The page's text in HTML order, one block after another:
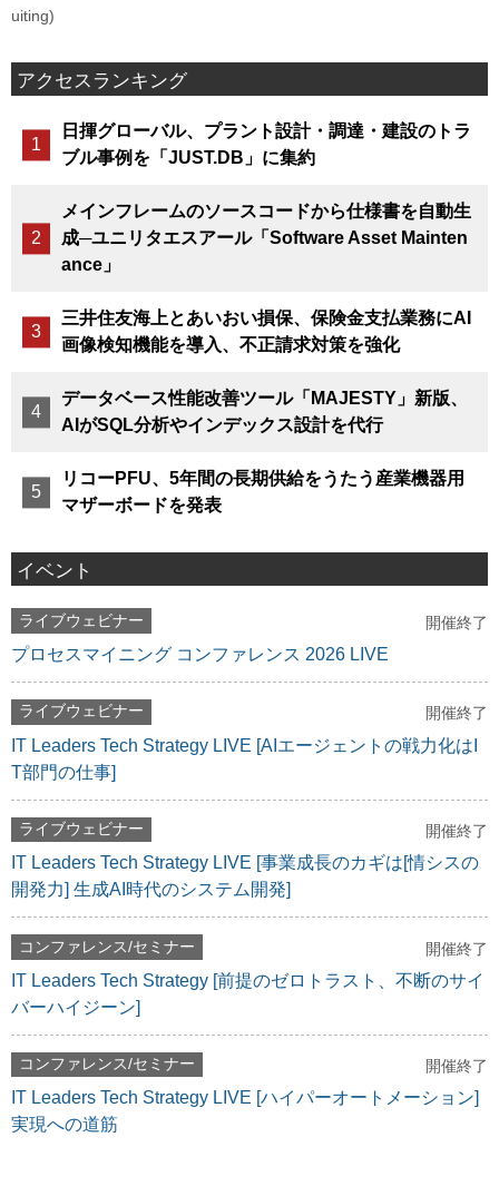
uiting)
アクセスランキング
日揮グローバル、プラント設計・調達・建設のトラ
ブル事例を「JUST.DB」に集約
メインフレームのソースコードから仕様書を自動生
成─ユニリタエスアール「Software Asset Mainten
ance」
三井住友海上とあいおい損保、保険金支払業務にAI
画像検知機能を導入、不正請求対策を強化
データベース性能改善ツール「MAJESTY」新版、
AIがSQL分析やインデックス設計を代行
リコーPFU、5年間の長期供給をうたう産業機器用
マザーボードを発表
イベント
ライブウェビナー 開催終了
プロセスマイニング コンファレンス 2026 LIVE
ライブウェビナー 開催終了
IT Leaders Tech Strategy LIVE [AIエージェントの戦力化はI
T部門の仕事]
ライブウェビナー 開催終了
IT Leaders Tech Strategy LIVE [事業成長のカギは[情シスの
開発力] 生成AI時代のシステム開発]
コンファレンス/セミナー 開催終了
IT Leaders Tech Strategy [前提のゼロトラスト、不断のサイ
バーハイジーン]
コンファレンス/セミナー 開催終了
IT Leaders Tech Strategy LIVE [ハイパーオートメーション]
実現への道筋